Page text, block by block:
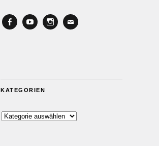
KATEGORIEN
Kategorien